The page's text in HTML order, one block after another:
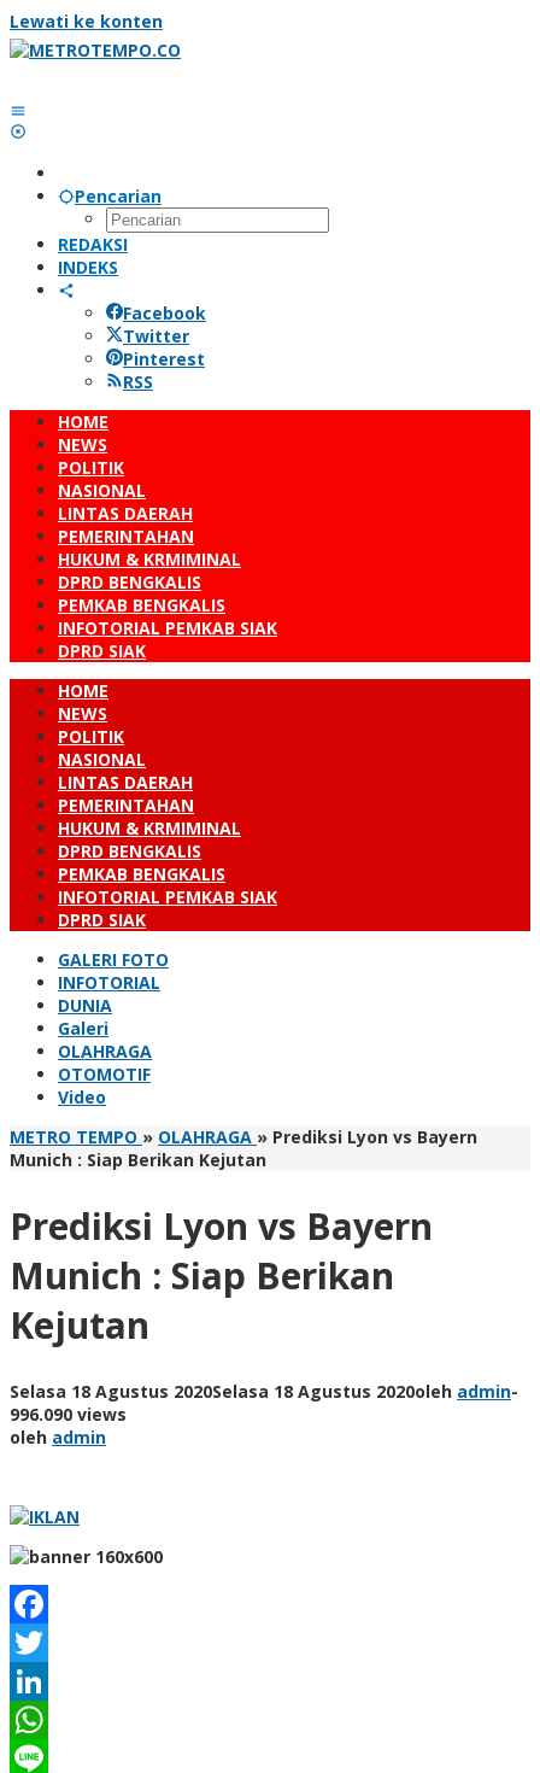
Lewati ke konten
Pencarian
REDAKSI
INDEKS
Facebook
Twitter
Pinterest
RSS
HOME
NEWS
POLITIK
NASIONAL
LINTAS DAERAH
PEMERINTAHAN
HUKUM & KRMIMINAL
DPRD BENGKALIS
PEMKAB BENGKALIS
INFOTORIAL PEMKAB SIAK
DPRD SIAK
HOME
NEWS
POLITIK
NASIONAL
LINTAS DAERAH
PEMERINTAHAN
HUKUM & KRMIMINAL
DPRD BENGKALIS
PEMKAB BENGKALIS
INFOTORIAL PEMKAB SIAK
DPRD SIAK
GALERI FOTO
INFOTORIAL
DUNIA
Galeri
OLAHRAGA
OTOMOTIF
Video
METRO TEMPO » OLAHRAGA » Prediksi Lyon vs Bayern
Munich : Siap Berikan Kejutan
Prediksi Lyon vs Bayern
Munich : Siap Berikan
Kejutan
Selasa 18 Agustus 2020Selasa 18 Agustus 2020oleh admin-
996.090 views
oleh admin
Facebook
Twitter
LinkedIn
WhatsApp